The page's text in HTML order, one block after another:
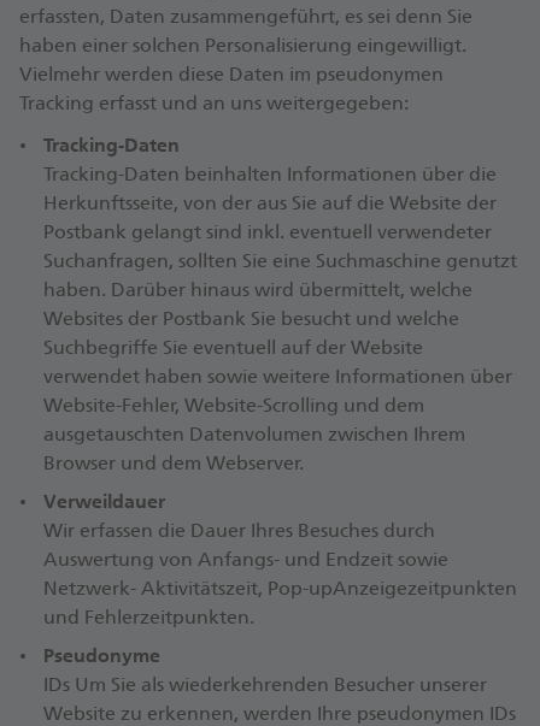
erfassten, Daten zusammengeführt, es sei denn Sie
haben einer solchen Personalisierung eingewilligt.
Vielmehr werden diese Daten im pseudonymen
Tracking erfasst und an uns weitergegeben:
Tracking-Daten
Tracking-Daten beinhalten Informationen über die
Herkunftsseite, von der aus Sie auf die Website der
Postbank gelangt sind inkl. eventuell verwendeter
Suchanfragen, sollten Sie eine Suchmaschine genutzt
haben. Darüber hinaus wird übermittelt, welche
Websites der Postbank Sie besucht und welche
Suchbegriffe Sie eventuell auf der Website
verwendet haben sowie weitere Informationen über
Website-Fehler, Website-Scrolling und dem
ausgetauschten Datenvolumen zwischen Ihrem
Browser und dem Webserver.
Verweildauer
Wir erfassen die Dauer Ihres Besuches durch
Auswertung von Anfangs- und Endzeit sowie
Netzwerk- Aktivitätszeit, Pop-upAnzeigezeitpunkten
und Fehlerzeitpunkten.
Pseudonyme
IDs Um Sie als wiederkehrenden Besucher unserer
Website zu erkennen, werden Ihre pseudonymen IDs